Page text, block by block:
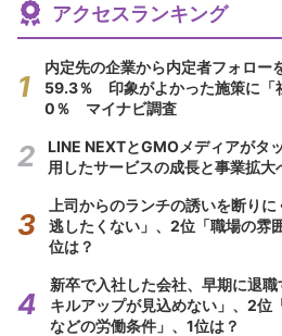
アクセスランキング
内定先の企業から内定者フォロー
59.3％ 印象がよかった施策に「
0％ マイナビ調査
LINE NEXTとGMOメディアが
用したサービスの成長と事業拡大
上司からのランチの誘いを断り
逃したくない」、2位「職場の雰
位は？
新卒で入社した会社、早期に退
キルアップが見込めない」、2位
などの労働条件」、1位は？